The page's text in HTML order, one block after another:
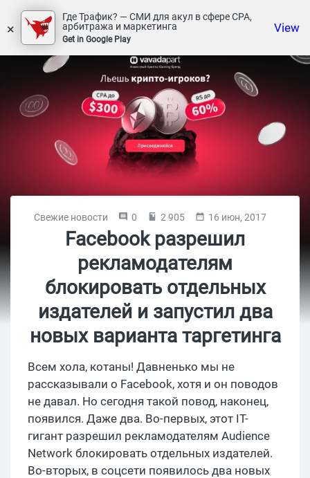
×
Где Трафик? — СМИ для акул в сфере СРА,
арбитража и маркетинга
Get in Google Play
View
Свежие новости 0 2 905 16 июн, 2017
Facebook разрешил
рекламодателям
блокировать отдельных
издателей и запустил два
новых варианта таргетинга
Всем хола, котаны! Давненько мы не
рассказывали о Facebook, хотя и он поводов
не давал. Но сегодня такой повод, наконец,
появился. Даже два. Во-первых, этот IT-
гигант разрешил рекламодателям Audience
Network блокировать отдельных издателей.
Во-вторых, в соцсети появилось два новых